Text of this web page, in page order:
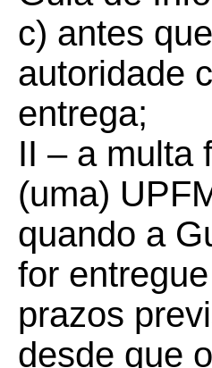
c) antes
autoridade
entrega;
II – a multa
(uma)
quando a
for
prazos
desde que